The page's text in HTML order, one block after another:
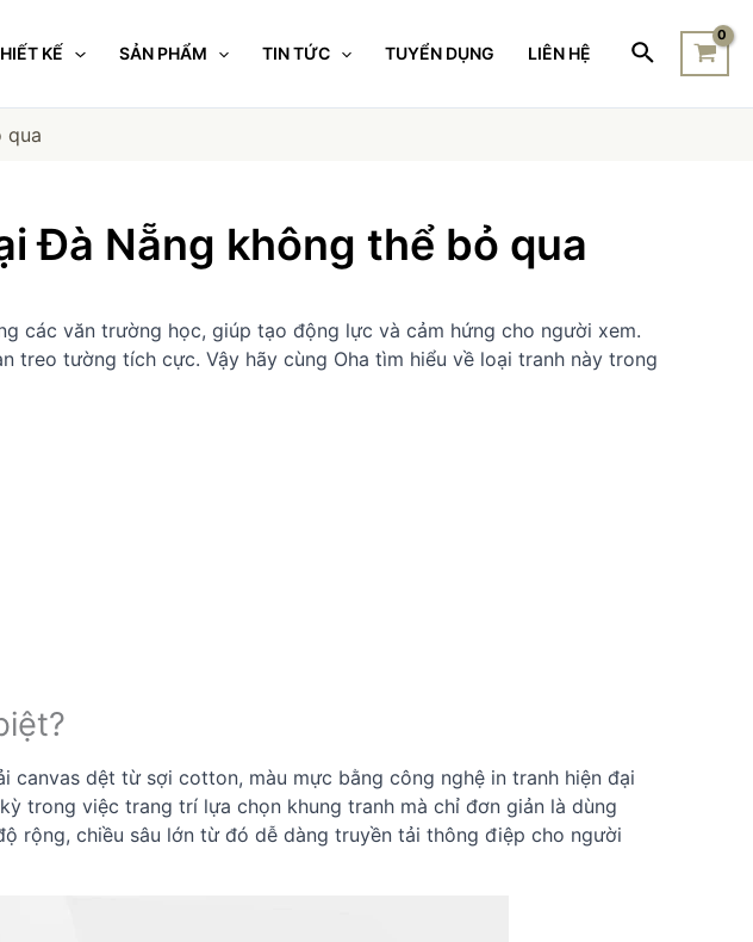
KẾ SẢN PHẨM TIN TỨC TUYỂN DỤNG LIÊN HỆ
qua
Đà Nẵng không thể bỏ qua
các văn trường học, giúp tạo động lực và cảm hứng cho người xem.
tường tích cực. Vậy hãy cùng Oha tìm hiểu về loại tranh này trong
dệt từ sợi cotton, màu mực bằng công nghệ in tranh hiện đại
trong việc trang trí lựa chọn khung tranh mà chỉ đơn giản là dùng
rộng, chiều sâu lớn từ đó dễ dàng truyền tải thông điệp cho người